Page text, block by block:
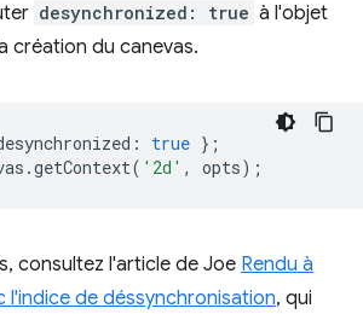
desynchronized: true à l'objet
création du canevas.
: true };
.getContext( '2d' , opts);
consultez l'article de Joe Rendu à
l'indice de déssynchronisation, qui